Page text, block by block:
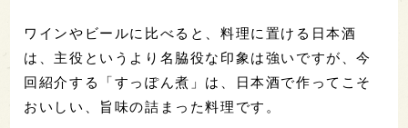
ワインやビールに比べると、料理に置ける日本酒
は、主役というより名脇役な印象は強いですが、今
回紹介する「すっぽん煮」は、日本酒で作ってこそ
おいしい、旨味の詰まった料理です。